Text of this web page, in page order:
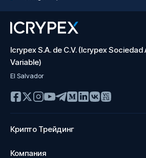
Icrypex S.A. de C.V. (Icrypex
Variable)
El Salvador
Крипто Трейдинг
Компания